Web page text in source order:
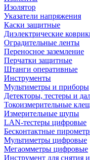
Изолятор
Указатели напряжения
Каски защитные
Диэлектрические
Оградительные ленты
Переносное заземление
Перчатки защитные
Штанги оперативные
Инструменты
Мультиметры и приборы
Детекторы, тестеры и
Токоизмерительные
Измерительные щупы
LAN-тестеры цифровые
Бесконтактные
Мультиметры цифровые
Мегаомметры цифровые
Инструмент для снятия